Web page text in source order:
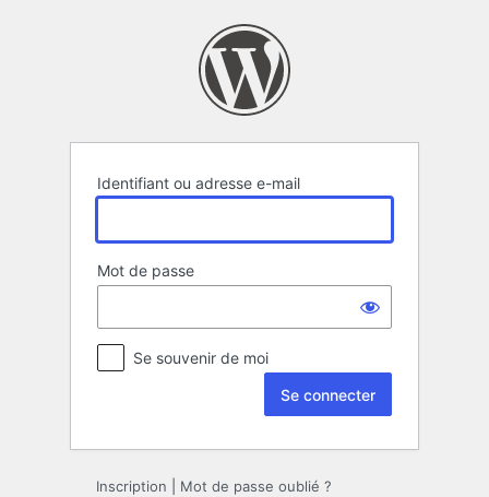
Identifiant ou adresse e-mail
Mot de passe
Se souvenir de moi
Inscription Mot de passe oublié ?